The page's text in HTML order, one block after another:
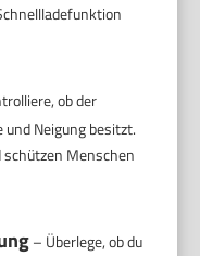
ob der
Neigung besitzt.
Menschen
– Überlege, ob du